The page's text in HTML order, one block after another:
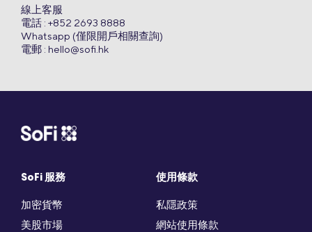
SoFi 服務
加密貨幣
美股市場
使用條款
私隱政策
網站使用條款
線上客服
電話 : +852 2693 8888
Whatsapp (僅限開戶相關查詢)
電郵 : hello@sofi.hk